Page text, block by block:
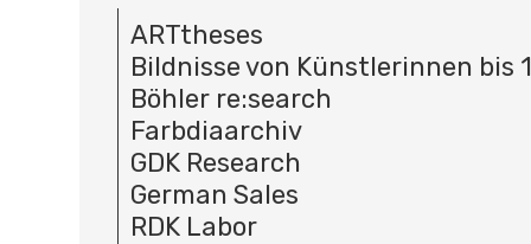
ARTtheses
Bildnisse von Künstlerinnen bis
Böhler re:search
Farbdiaarchiv
GDK Research
German Sales
RDK Labor